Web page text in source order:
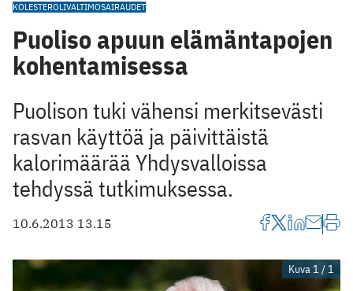
KOLESTEROLIVALTIMOSAIRAUDET
Puoliso apuun elämäntapojen
kohentamisessa
Puolison tuki vähensi merkitsevästi
rasvan käyttöä ja päivittäistä
kalorimäärää Yhdysvalloissa
tehdyssä tutkimuksessa.
10.6.2013 13.15
Kuva 1 / 1